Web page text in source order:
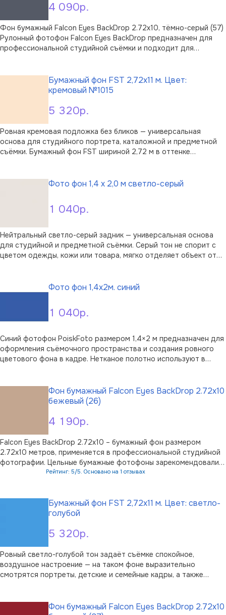
4 090р.
Фон бумажный Falcon Eyes BackDrop 2.72x10, тёмно-серый (57)
Рулонный фотофон Falcon Eyes BackDrop предназначен для
профессиональной студийной съёмки и подходит для
сдержанную, нейтральную атмосф …
5 320р.
Бумажный фон FST 2,72х11 м. Цвет:
кремовый №1015
Ровная кремовая подложка без бликов — универсальная
основа для студийного портрета, каталожной и предметной
съёмки. Бумажный фон FST шириной 2,72 м в оттенке
объекта.Полотно изготовлено из ме …
1 040р.
Фото фон 1,4 х 2,0 м светло-серый
Нейтральный светло-серый задник — универсальная основа
для студийной и предметной съёмки. Серый тон не спорит с
цветом одежды, кожи или товара, мягко отделяет объект от
пластиковым фонам: пок …
1 040р.
Фото фон 1,4x2м. синий
Синий фотофон PoiskFoto размером 1,4×2 м предназначен для
оформления съёмочного пространства и создания ровного
цветового фона в кадре. Нетканое полотно используют в
на модели или объек …
4 190р.
Фон бумажный Falcon Eyes BackDrop 2.72x10
бежевый (26)
Falcon Eyes BackDrop 2.72x10 – бумажный фон размером
2.72х10 метров, применяется в профессиональной студийной
фотографии. Цельные бумажные фотофоны зарекомендовали
себя среди профессиональных фотографов как
Рейтинг: 5/5. Основано на 1 отзывах
5 320р.
Бумажный фон FST 2,72х11 м. Цвет: светло-
голубой
Ровный светло-голубой тон задаёт съёмке спокойное,
воздушное настроение — на таком фоне выразительно
смотрятся портреты, детские и семейные кадры, а также
моделью не видно стыков, скла …
Фон бумажный Falcon Eyes BackDrop 2.72x10